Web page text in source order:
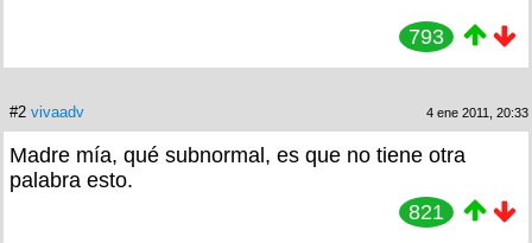
793
#2 vivaadv 4 ene 2011, 20:33
Madre mía, qué subnormal, es que no tiene otra
palabra esto.
821